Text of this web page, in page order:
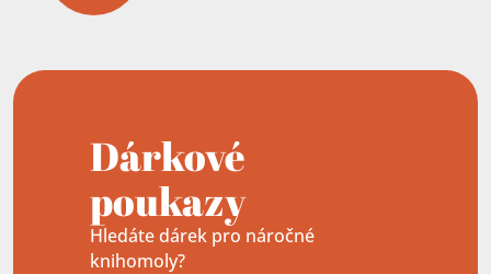
Dárkové
poukazy
Hledáte dárek pro náročné
knihomoly?